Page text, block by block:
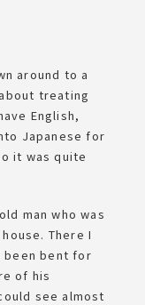
around to a
treating
English,
Japanese for
it was quite
man who was
There I
been bent for
of his
see almost